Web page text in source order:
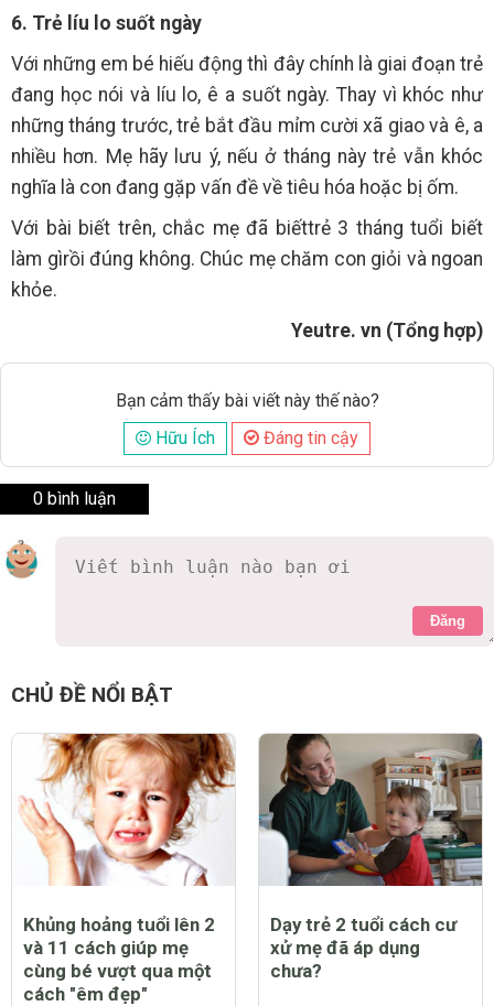
6. Trẻ líu lo suốt ngày
Với những em bé hiếu động thì đây chính là giai đoạn trẻ
đang học nói và líu lo, ê a suốt ngày. Thay vì khóc như
những tháng trước, trẻ bắt đầu mỉm cười xã giao và ê, a
nhiều hơn. Mẹ hãy lưu ý, nếu ở tháng này trẻ vẫn khóc
nghĩa là con đang gặp vấn đề về tiêu hóa hoặc bị ốm.
Với bài biết trên, chắc mẹ đã biếttrẻ 3 tháng tuổi biết
làm gìrồi đúng không. Chúc mẹ chăm con giỏi và ngoan
khỏe.
Yeutre. vn (Tổng hợp)
Bạn cảm thấy bài viết này thế nào?
Hữu Ích
Đáng tin cậy
0 bình luận
Đăng
CHỦ ĐỀ NỔI BẬT
Khủng hoảng tuổi lên 2
và 11 cách giúp mẹ
cùng bé vượt qua một
cách "êm đẹp"
Dạy trẻ 2 tuổi cách cư
xử mẹ đã áp dụng
chưa?